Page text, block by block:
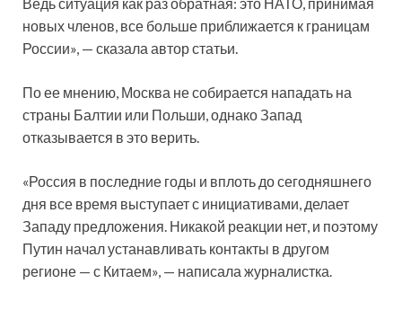
новых членов, все больше приближается к границам
России», — сказала автор статьи.
По ее мнению, Москва не собирается нападать на
страны Балтии или Польши, однако Запад
отказывается в это верить.
«Россия в последние годы и вплоть до сегодняшнего
дня все время выступает с инициативами, делает
Западу предложения. Никакой реакции нет, и поэтому
Путин начал устанавливать контакты в другом
регионе — с Китаем», — написала журналистка.